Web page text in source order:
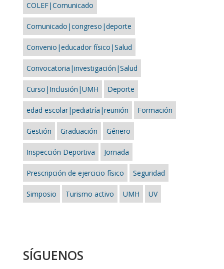
COLEF|Comunicado
Comunicado|congreso|deporte
Convenio|educador físico|Salud
Convocatoria|investigación|Salud
Curso|Inclusión|UMH Deporte
edad escolar|pediatría|reunión Formación
Gestión Graduación Género
Inspección Deportiva Jornada
Prescripción de ejercicio físico Seguridad
Simposio Turismo activo UMH UV
SÍGUENOS